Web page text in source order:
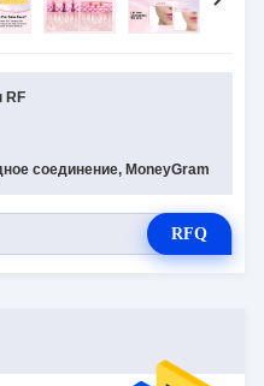
RF
соединение, MoneyGram
RFQ